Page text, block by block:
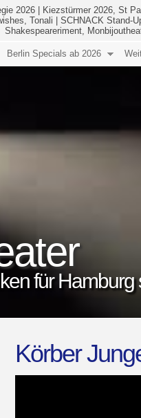
2026 Kiezstürmer 2026, St
Tonali SCHNACK Stand-
Shakespeareriment,
für Hamburg
Berlin Specials ab 2026
Körber